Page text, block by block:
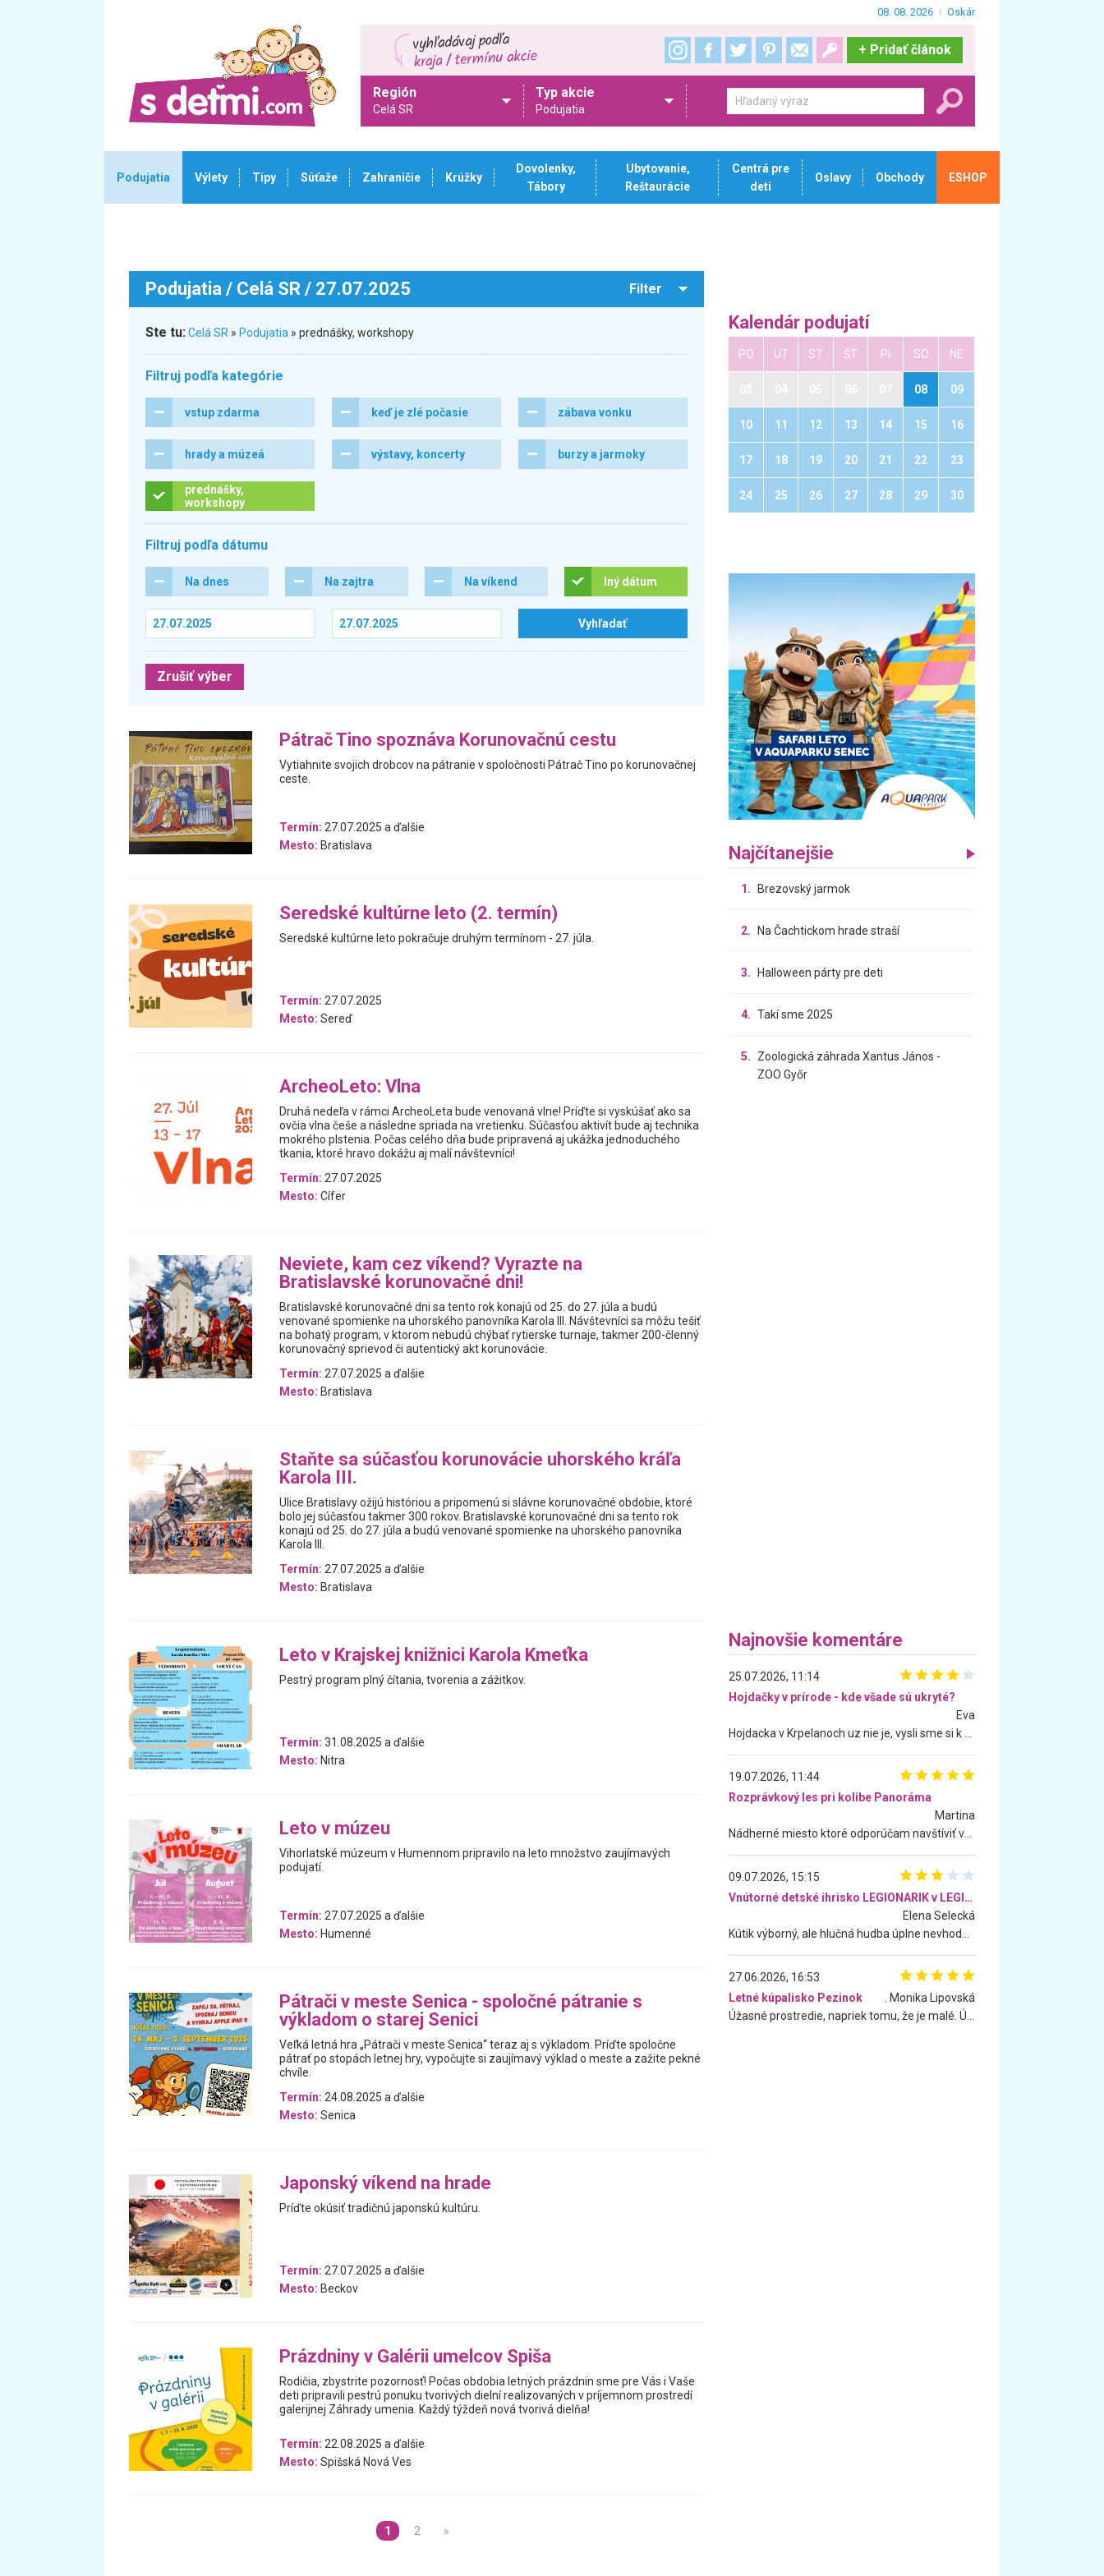
08. 08. 2026 Oskár
+ Pridať článok
Región
Celá SR
Typ akcie
Podujatia
Podujatia Výlety Tipy Súťaže Zahraničie Krúžky
Dovolenky,
Tábory
Ubytovanie,
Reštaurácie
Centrá pre
deti
Oslavy Obchody ESHOP
Podujatia / Celá SR / 27.07.2025 Filter
Ste tu:Celá SR » Podujatia » prednášky, workshopy
Filtruj podľa kategórie
vstup zdarma keď je zlé počasie zábava vonku
hrady a múzeá výstavy, koncerty burzy a jarmoky
prednášky,
workshopy
Filtruj podľa dátumu
Na dnes Na zajtra Na víkend Iný dátum
Zrušiť výber
Pátrač Tino spoznáva Korunovačnú cestu
Vytiahnite svojich drobcov na pátranie v spoločnosti Pátrač Tino po korunovačnej
ceste.
Termín: 27.07.2025 a ďalšie
Mesto: Bratislava
Seredské kultúrne leto (2. termín)
Seredské kultúrne leto pokračuje druhým termínom - 27. júla.
Termín: 27.07.2025
Mesto: Sereď
ArcheoLeto: Vlna
Druhá nedeľa v rámci ArcheoLeta bude venovaná vlne! Príďte si vyskúšať ako sa
ovčia vlna češe a následne spriada na vretienku. Súčasťou aktivít bude aj technika
mokrého plstenia. Počas celého dňa bude pripravená aj ukážka jednoduchého
tkania, ktoré hravo dokážu aj malí návštevníci!
Termín: 27.07.2025
Mesto: Cífer
Neviete, kam cez víkend? Vyrazte na
Bratislavské korunovačné dni!
Bratislavské korunovačné dni sa tento rok konajú od 25. do 27. júla a budú
venované spomienke na uhorského panovníka Karola III. Návštevníci sa môžu tešiť
na bohatý program, v ktorom nebudú chýbať rytierske turnaje, takmer 200-členný
korunovačný sprievod či autentický akt korunovácie.
Termín: 27.07.2025 a ďalšie
Mesto: Bratislava
Staňte sa súčasťou korunovácie uhorského kráľa
Karola III.
Ulice Bratislavy ožijú históriou a pripomenú si slávne korunovačné obdobie, ktoré
bolo jej súčasťou takmer 300 rokov. Bratislavské korunovačné dni sa tento rok
konajú od 25. do 27. júla a budú venované spomienke na uhorského panovníka
Karola III.
Termín: 27.07.2025 a ďalšie
Mesto: Bratislava
Leto v Krajskej knižnici Karola Kmeťka
Pestrý program plný čítania, tvorenia a zážitkov.
Termín: 31.08.2025 a ďalšie
Mesto: Nitra
Leto v múzeu
Vihorlatské múzeum v Humennom pripravilo na leto množstvo zaujímavých
podujatí.
Termín: 27.07.2025 a ďalšie
Mesto: Humenné
Pátrači v meste Senica - spoločné pátranie s
výkladom o starej Senici
Veľká letná hra „Pátrači v meste Senica“ teraz aj s výkladom. Príďte spoločne
pátrať po stopách letnej hry, vypočujte si zaujímavý výklad o meste a zažite pekné
chvíle.
Termín: 24.08.2025 a ďalšie
Mesto: Senica
Japonský víkend na hrade
Príďte okúsiť tradičnú japonskú kultúru.
Termín: 27.07.2025 a ďalšie
Mesto: Beckov
Prázdniny v Galérii umelcov Spiša
Rodičia, zbystrite pozornosť! Počas obdobia letných prázdnin sme pre Vás i Vaše
deti pripravili pestrú ponuku tvorivých dielní realizovaných v príjemnom prostredí
galerijnej Záhrady umenia. Každý týždeň nová tvorivá dielňa!
Termín: 22.08.2025 a ďalšie
Mesto: Spišská Nová Ves
1 2 »
Kalendár podujatí
PO UT ST ŠT PI SO NE
08 09
10 11 12 13 14 15 16
17 18 19 20 21 22 23
24 25 26 27 28 29 30
Najčítanejšie
1. Brezovský jarmok
2. Na Čachtickom hrade straší
3. Halloween párty pre deti
4. Takí sme 2025
5.
Zoologická záhrada Xantus János -
ZOO Győr
Najnovšie komentáre
25.07.2026, 11:14
Hojdačky v prírode - kde všade sú ukryté?
Eva
19.07.2026, 11:44
Rozprávkový les pri kolibe Panoráma
Martina
09.07.2026, 15:15
Vnútorné detské ihrisko LEGIONARIK v LEGIA Fitness
Elena Selecká
27.06.2026, 16:53
Letné kúpalisko Pezinok
. Monika Lipovská